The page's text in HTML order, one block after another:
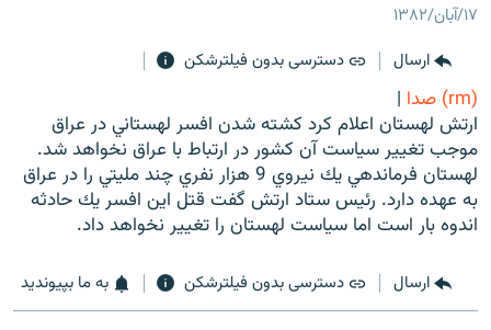
صفحه
جستجوبرنامه‌های رادیویی
فرکانس‌ها
پادکست
چندرسانه‌ای
گزارش‌های تصویری
گزارش‌های ویدئویی
زنان فردا
English
به ما بپیوندید
۱۷/آبان/۱۳۸۲
ارسال
دسترسی بدون فیلترشکن
(rm) صدا
|
ارتش لهستان اعلام كرد كشته شدن افسر لهستاني در عراق
موجب تغيير سياست آن كشور در ارتباط با عراق نخواهد شد.
لهستان فرماندهي يك نيروي 9 هزار نفري چند مليتي را در عراق
به عهده دارد. رئيس ستاد ارتش گفت قتل اين افسر يك حادثه
اندوه بار است اما سياست لهستان را تغيير نخواهد داد.
ارسال دسترسی بدون فیلترشکن به ما بپیوندید